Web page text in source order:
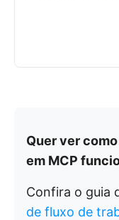
Quer ver
em MCP
Confira o guia
de fluxo de